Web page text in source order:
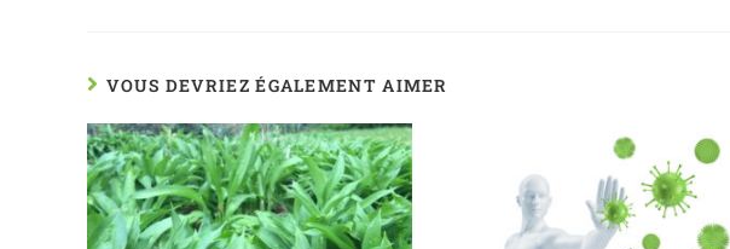
VOUS DEVRIEZ ÉGALEMENT AIMER